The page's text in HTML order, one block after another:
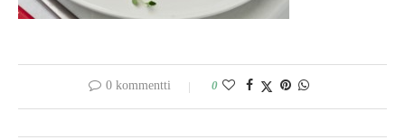
0 kommentti 0